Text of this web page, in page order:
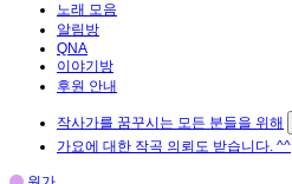
노래 모음
알림방
QNA
이야기방
후원 안내
작사가를 꿈꾸시는 모든 분들을 위해
가요에 대한 작곡 의뢰도 받습니다. ^^